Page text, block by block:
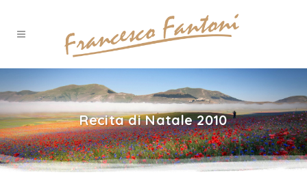
Recita di Natale 2010